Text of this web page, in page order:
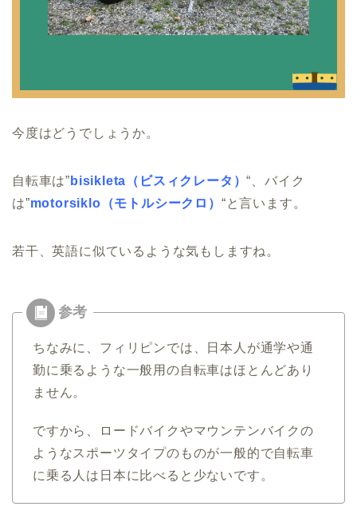
今度はどうでしょうか。
自転車は” bisikleta（ビスィクレータ）“、バイク
は”motorsiklo（モトルシークロ） “と言います。
若干、英語に似ているような気もしますね。
ちなみに、フィリピンでは、日本人が通学や通
勤に乗るような一般用の自転車はほとんどあり
ません。
ですから、ロードバイクやマウンテンバイクの
ようなスポーツタイプのものが一般的で自転車
に乗る人は日本に比べると少ないです。